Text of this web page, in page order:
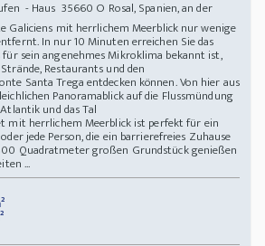
- Haus 35660 O Rosal, Spanien, an der
Galiciens mit herrlichem Meerblick nur wenige
In nur 10 Minuten erreichen Sie das
sein angenehmes Mikroklima bekannt ist,
Restaurants und den
Santa Trega entdecken können. Von hier aus
Panoramablick auf die Flussmündung
und das Tal
mit herrlichem Meerblick ist perfekt für ein
jede Person, die ein barrierefreies Zuhause
Quadratmeter großen Grundstück genießen
...